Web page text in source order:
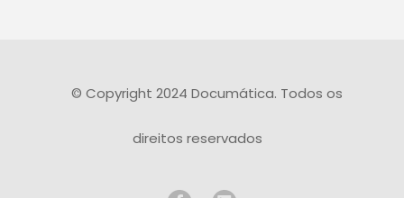
© Copyright 2024 Documática. Todos os
direitos reservados